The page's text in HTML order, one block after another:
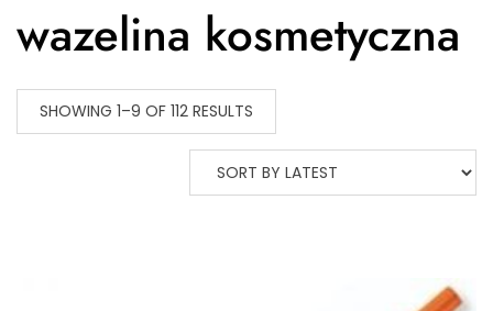
wazelina kosmetyczna
SHOWING 1–9 OF 112 RESULTS